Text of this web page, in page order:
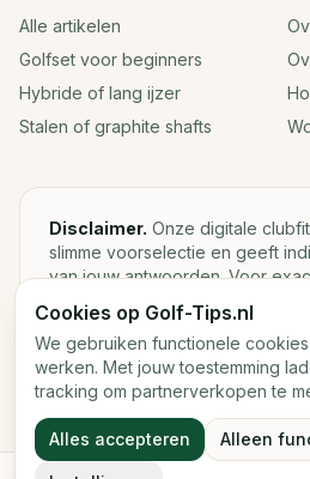
Alle artikelen
Golfset voor beginners
Hybride of lang ijzer
Stalen of graphite shafts
Disclaimer. Onze digitale
slimme voorselectie en geeft
van jouw antwoorden. Voor
loft, lie, shaftgewicht en
fitting met launch monitor de
2026Golf-Tips.nl — Het slimste
Nederland.
Cookies op Golf-Tips.nl
We gebruiken functionele
werken. Met jouw toestemming
tracking om partnerverkopen te
Alles accepteren Alleen